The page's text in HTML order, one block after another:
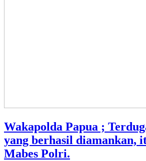
Wakapolda Papua ;
yang berhasil diamankan,
Mabes Polri.